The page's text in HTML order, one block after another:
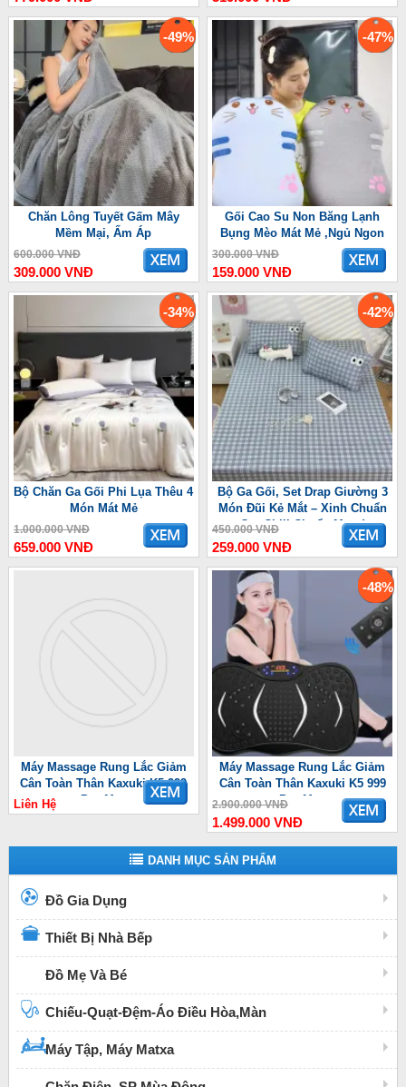
-49%
Chăn Lông Tuyết Gấm Mây
Mềm Mại, Ấm Áp
600.000 VNĐ
309.000 VNĐ
-47%
Gối Cao Su Non Băng Lạnh
Bụng Mèo Mát Mẻ ,Ngủ Ngon
300.000 VNĐ
159.000 VNĐ
-34%
Bộ Chăn Ga Gối Phi Lụa Thêu 4
Món Mát Mẻ
1.000.000 VNĐ
659.000 VNĐ
-42%
Bộ Ga Gối, Set Drap Giường 3
Món Đũi Kẻ Mắt – Xinh Chuẩn
Gu, Chill Chuẩn Mood
450.000 VNĐ
259.000 VNĐ
Máy Massage Rung Lắc Giảm
Cân Toàn Thân Kaxuki K5 999
Pro Max
Liên Hệ
-48%
Máy Massage Rung Lắc Giảm
Cân Toàn Thân Kaxuki K5 999
Pro Max
2.900.000 VNĐ
1.499.000 VNĐ
DANH MỤC SẢN PHẨM
Đồ Gia Dụng
Thiết Bị Nhà Bếp
Đồ Mẹ Và Bé
Chiếu-Quạt-Đệm-Áo Điều Hòa,Màn
Máy Tập, Máy Matxa